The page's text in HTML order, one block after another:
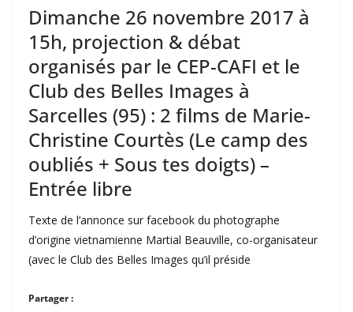
Dimanche 26 novembre 2017 à
15h, projection & débat
organisés par le CEP-CAFI et le
Club des Belles Images à
Sarcelles (95) : 2 films de Marie-
Christine Courtès (Le camp des
oubliés + Sous tes doigts) –
Entrée libre
Texte de l’annonce sur facebook du photographe
d’origine vietnamienne Martial Beauville, co-organisateur
(avec le Club des Belles Images qu’il préside
Partager :